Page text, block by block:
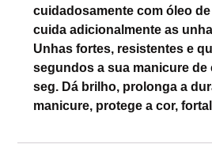
cuidadosamente com óleo
cuida adicionalmente as
Unhas fortes, resistentes e
segundos a sua manicure de
seg. Dá brilho, prolonga a
manicure, protege a cor,